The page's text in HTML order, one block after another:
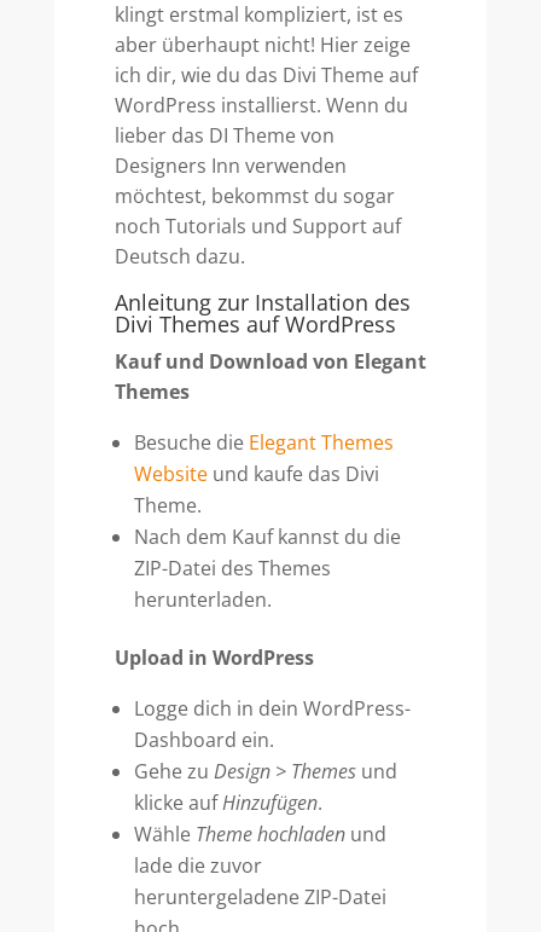
klingt erstmal kompliziert, ist es
aber überhaupt nicht! Hier zeige
ich dir, wie du das Divi Theme auf
WordPress installierst. Wenn du
lieber das DI Theme von
Designers Inn verwenden
möchtest, bekommst du sogar
noch Tutorials und Support auf
Deutsch dazu.
Anleitung zur Installation des
Divi Themes auf WordPress
Kauf und Download von Elegant
Themes
Besuche die Elegant Themes
Websiteund kaufe das Divi
Theme.
Nach dem Kauf kannst du die
ZIP-Datei des Themes
herunterladen.
Upload in WordPress
Logge dich in dein WordPress-
Dashboard ein.
Gehe zu Design > Themesund
klicke aufHinzufügen.
Wähle Theme hochladenund
lade die zuvor
heruntergeladene ZIP-Datei